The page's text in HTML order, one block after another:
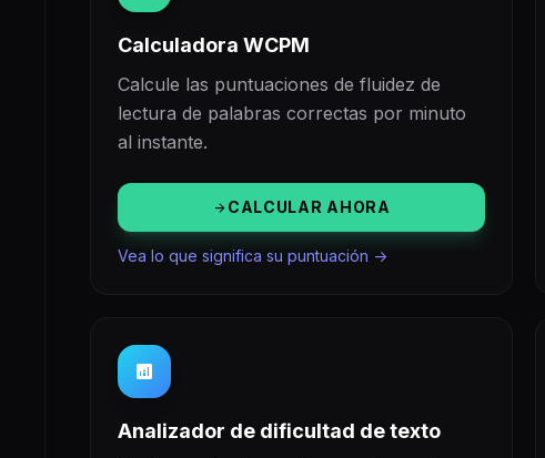
Calculadora WCPM
Calcule las puntuaciones de fluidez de
lectura de palabras correctas por minuto
al instante.
arrow_forwardCALCULAR AHORA
Vea lo que significa su puntuación ->
analytics
Analizador de dificultad de texto